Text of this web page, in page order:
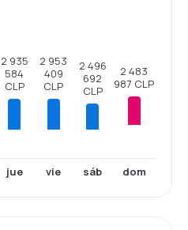
2 935
584
CLP
jue
2 953
409
CLP
vie
2 496
692
CLP
sáb
2 483
987 CLP
dom